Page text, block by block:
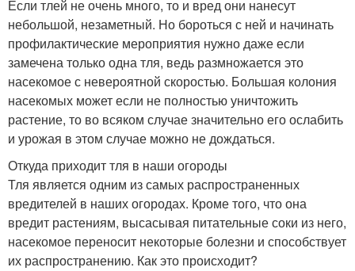
Если тлей не очень много, то и вред они нанесут
небольшой, незаметный. Но бороться с ней и начинать
профилактические мероприятия нужно даже если
замечена только одна тля, ведь размножается это
насекомое с невероятной скоростью. Большая колония
насекомых может если не полностью уничтожить
растение, то во всяком случае значительно его ослабить
и урожая в этом случае можно не дождаться.
Откуда приходит тля в наши огороды
Тля является одним из самых распространенных
вредителей в наших огородах. Кроме того, что она
вредит растениям, высасывая питательные соки из него,
насекомое переносит некоторые болезни и способствует
их распространению. Как это происходит?